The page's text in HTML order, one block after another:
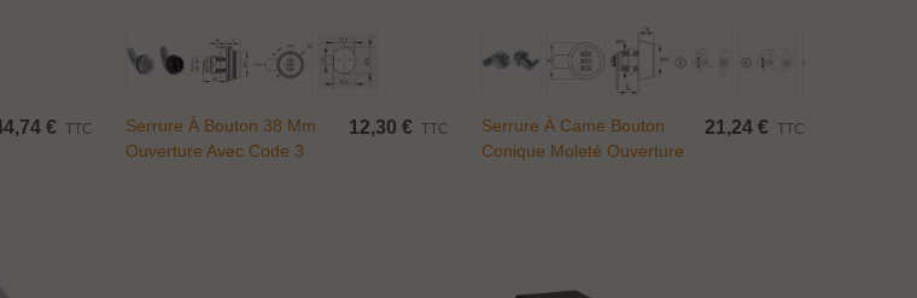
€ TTC
Ajouter Au Panier
Serrure À Bouton 38 Mm
Ouverture Avec Code 3
12,30 € TTC
Ajouter Au Panier
Serrure À Came Bouton
Conique Moleté Ouverture
21,24 € TTC